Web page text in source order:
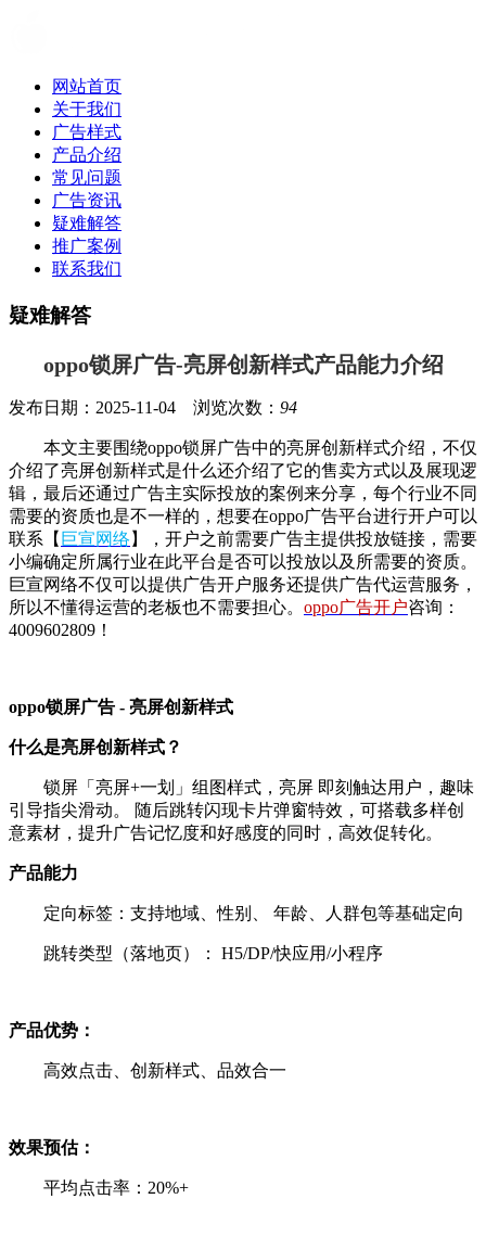
网站首页
关于我们
广告样式
产品介绍
常见问题
广告资讯
疑难解答
推广案例
联系我们
疑难解答
oppo锁屏广告-亮屏创新样式产品能力介绍
发布日期：2025-11-04 浏览次数： 94
本文主要围绕oppo锁屏广告中的亮屏创新样式介绍，不仅
介绍了亮屏创新样式是什么还介绍了它的售卖方式以及展现逻
辑，最后还通过广告主实际投放的案例来分享，每个行业不同
需要的资质也是不一样的， 想要在oppo广告平台进行开户可以
联系【 巨宣网络】，开户之前需要广告主提供投放链接，需要
小编确定所属行业在此平台是否可以投放以及所需要的资质。
巨宣网络不仅可以提供广告开户服务还提供广告代运营服务，
所以不懂得运营的老板也不需要担心。 oppo广告开户咨询：
4009602809！
oppo锁屏广告 - 亮屏创新样式
什么是亮屏创新样式？
锁屏「亮屏+一划」组图样式，亮屏 即刻触达用户，趣味
引导指尖滑动。 随后跳转闪现卡片弹窗特效，可搭载多样创
意素材，提升广告记忆度和好感度的同时，高效促转化。
产品能力
定向标签：支持地域、性别、 年龄、人群包等基础定向
跳转类型（落地页）： H5/DP/快应用/小程序
产品优势：
高效点击、创新样式、品效合一
效果预估：
平均点击率：20%+